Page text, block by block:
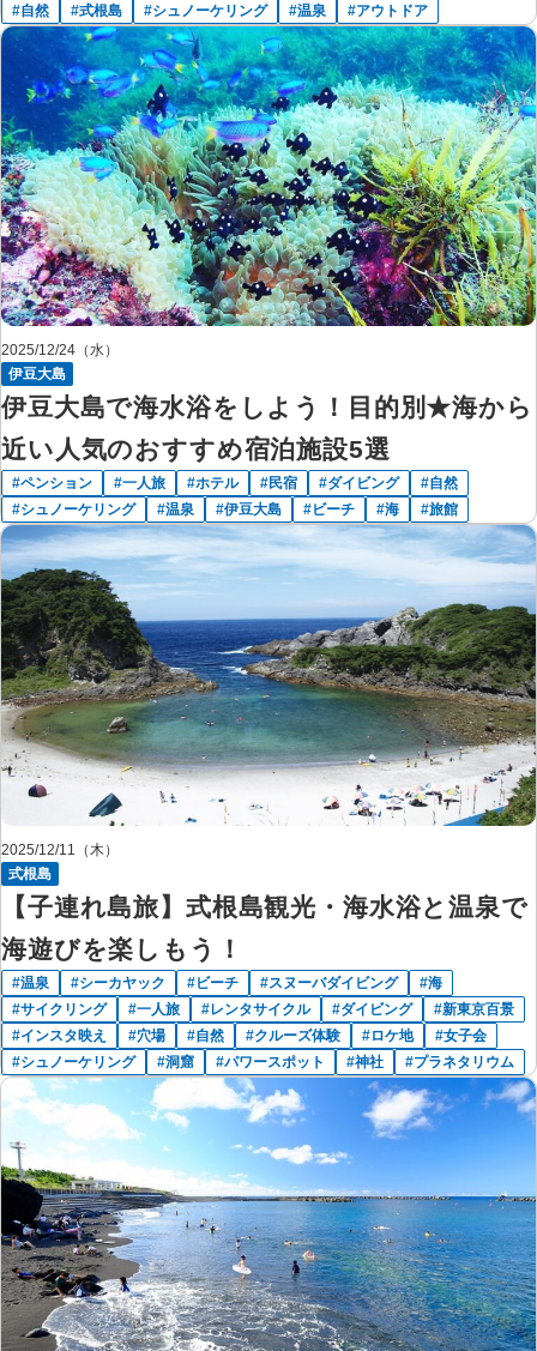
自然
式根島 シュノーケリング 温泉 アウトドア
2025/12/24（水）
伊豆大島
伊豆大島で海水浴をしよう！目的別★海から
近い人気のおすすめ宿泊施設5選
ペンション 一人旅 ホテル 民宿 ダイビング
自然
シュノーケリング
温泉 伊豆大島 ビーチ 海 旅館
2025/12/11（木）
式根島
【子連れ島旅】式根島観光・海水浴と温泉で
海遊びを楽しもう！
温泉 シーカヤック ビーチ スヌーバダイビング
海
サイクリング
一人旅 レンタサイクル ダイビング
新東京百景
インスタ映え
穴場 自然 クルーズ体験 ロケ地
女子会
シュノーケリング
洞窟 パワースポット 神社 プラネタリウム